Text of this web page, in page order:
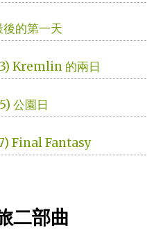
的第一天
Kremlin 的兩日
公園日
Final Fantasy
二部曲